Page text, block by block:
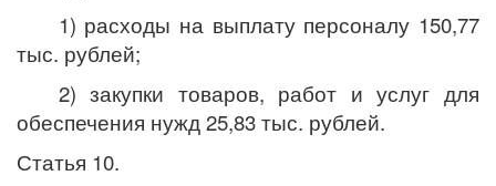
1) расходы на выплату персоналу 150,77
тыс. рублей;
2) закупки товаров, работ и услуг для
обеспечения нужд 25,83 тыс. рублей.
Статья 10.